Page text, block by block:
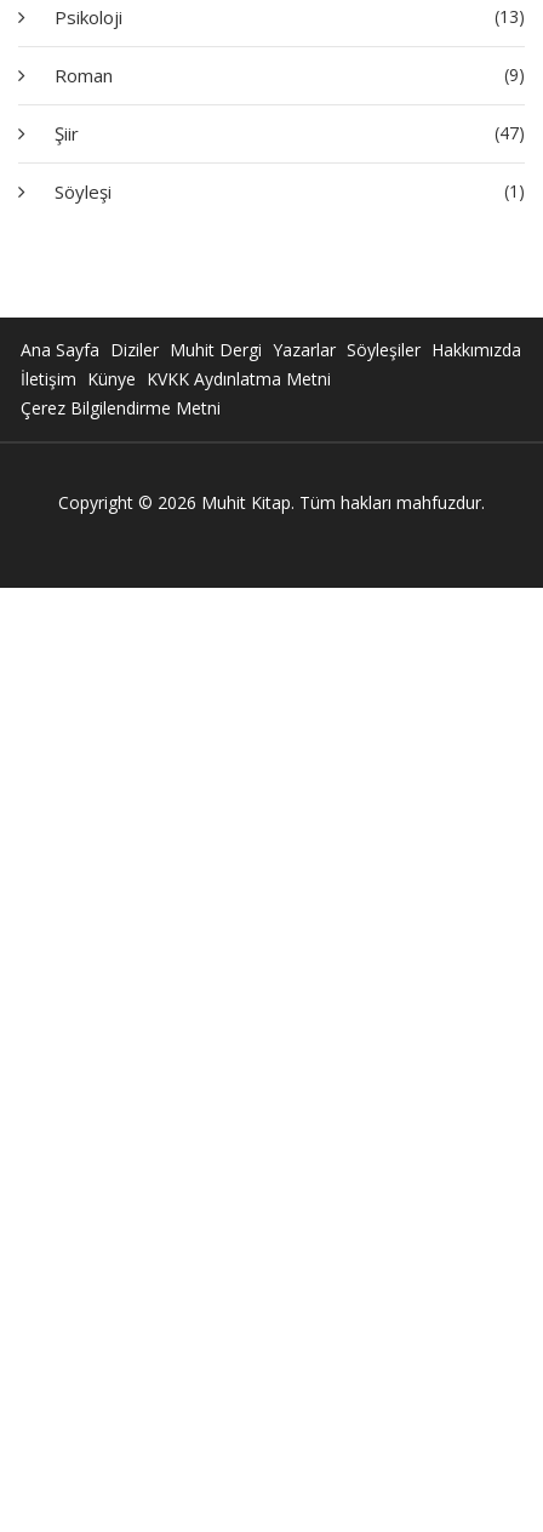
Psikoloji (13)
Roman (9)
Şiir (47)
Söyleşi (1)
Ana Sayfa Diziler Muhit Dergi Yazarlar Söyleşiler Hakkımızda
İletişim Künye KVKK Aydınlatma Metni
Çerez Bilgilendirme Metni
Copyright © 2026 Muhit Kitap. Tüm hakları mahfuzdur.